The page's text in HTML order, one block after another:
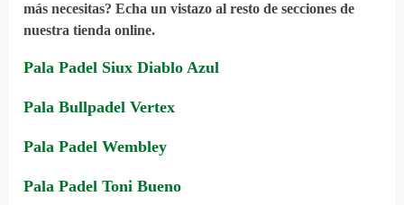
más necesitas? Echa un vistazo al resto de secciones de
nuestra tienda online.
Pala Padel Siux Diablo Azul
Pala Bullpadel Vertex
Pala Padel Wembley
Pala Padel Toni Bueno